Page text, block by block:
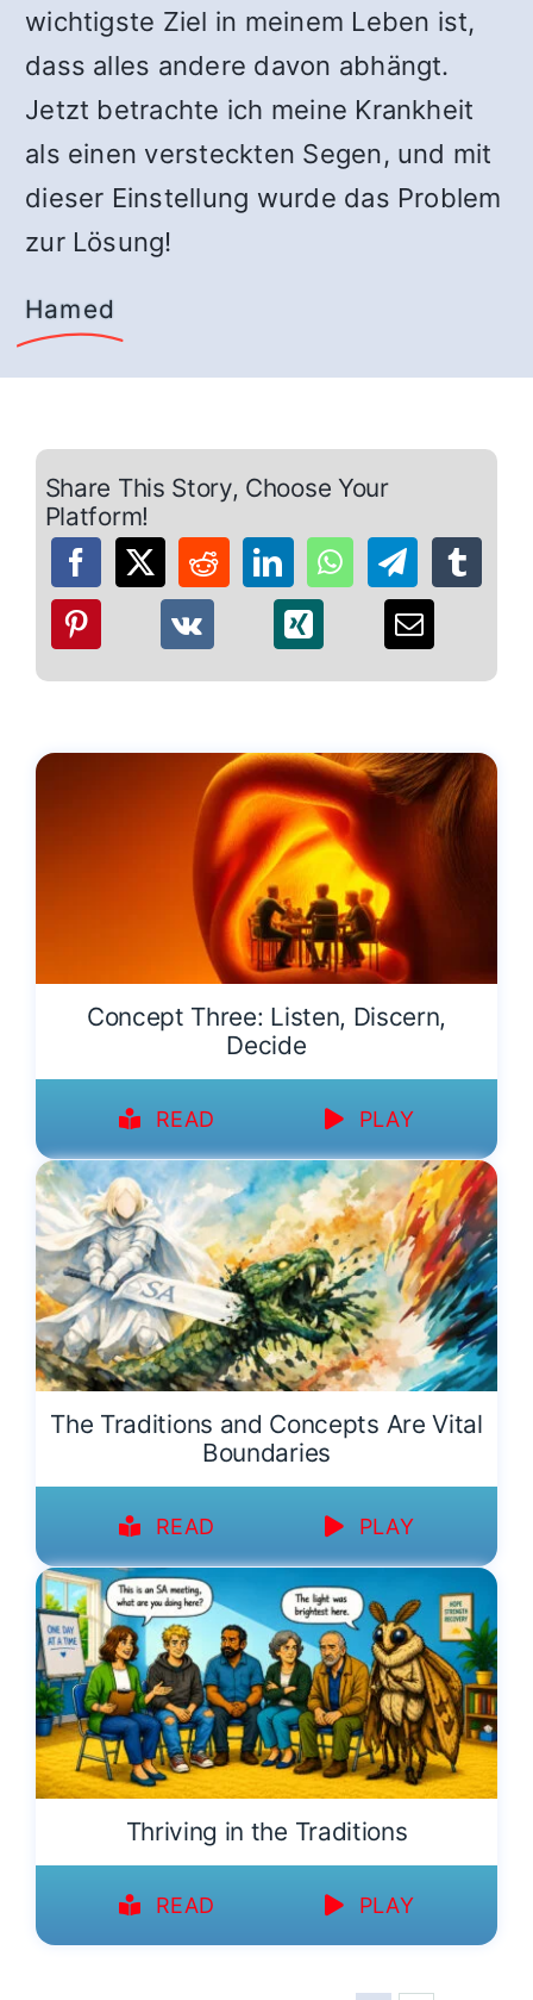
wichtigste Ziel in meinem Leben ist,
dass alles andere davon abhängt.
Jetzt betrachte ich meine Krankheit
als einen versteckten Segen, und mit
dieser Einstellung wurde das Problem
zur Lösung!
Hamed
Share This Story, Choose Your
Platform!
Concept Three: Listen, Discern,
Decide
READ PLAY
The Traditions and Concepts Are Vital
Boundaries
READ PLAY
Thriving in the Traditions
READ PLAY